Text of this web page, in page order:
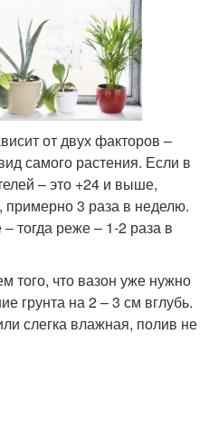
от двух факторов –
самого растения. Если в
– это +24 и выше,
примерно 3 раза в неделю.
тогда реже – 1-2 раза в
того, что вазон уже нужно
грунта на 2 – 3 см вглубь.
слегка влажная, полив не